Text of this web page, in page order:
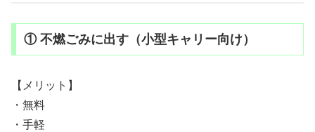
① 不燃ごみに出す（小型キャリー向け）
【メリット】
・無料
・手軽